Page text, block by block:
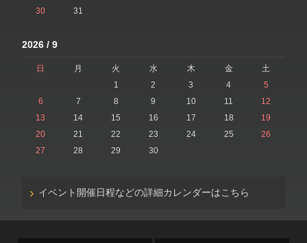
30
31
2026 / 9
日 月 火 水 木 金
土
1
2 3 4
5
6
7 8 9 10 11
12
13
14 15 16 17 18
19
20
21 22 23 24 25
26
27
28 29 30
イベント開催日程などの詳細カレンダーはこちら